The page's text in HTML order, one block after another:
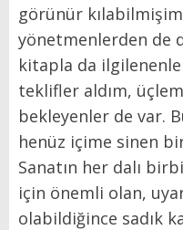
görünür
yönetmenlerden de
kitapla da
teklifler aldım,
bekleyenler de var.
henüz içime sinen
Sanatın her dalı
için önemli olan,
olabildiğince sadık